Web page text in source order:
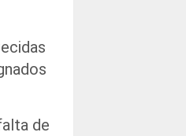
de